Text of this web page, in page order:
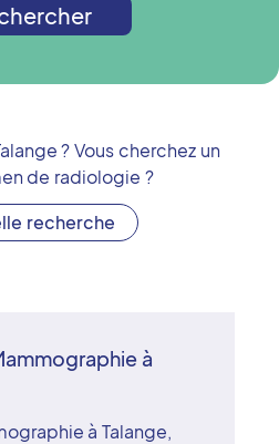
? Vous cherchez un
de radiologie ?
recherche
à
à Talange,